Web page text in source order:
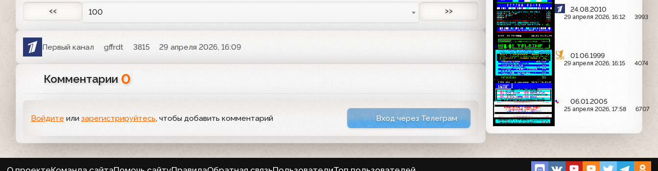
<< 100 >>
Первый канал gffrdt 3815 29 апреля 2026, 16:09
Комментарии 0
Войдите или зарегистрируйтесь, чтобы добавить комментарий Вход через Телеграм
24.08.2010
29 апреля 2026, 16:12 3993
01.06.1999
29 апреля 2026, 16:15 4074
06.01.2005
25 апреля 2026, 17:58 6707